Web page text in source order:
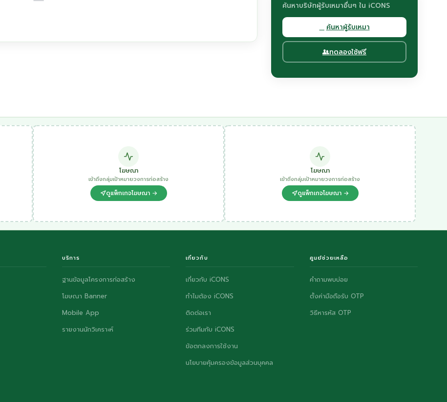
ค้นหาบริษัทผู้รับเหมาอื่นๆ ใน iCONS
ค้นหาผู้รับเหมา
ทดลองใช้ฟรี
โฆษณา
เข้าถึงกลุ่มเป้าหมายวงการก่อสร้าง
ดูแพ็กเกจโฆษณา →
โฆษณา
เข้าถึงกลุ่มเป้าหมายวงการก่อสร้าง
ดูแพ็กเกจโฆษณา →
บริการ
ฐานข้อมูลโครงการก่อสร้าง
โฆษณา Banner
Mobile App
รายงานนักวิเคราะห์
เกี่ยวกับ
เกี่ยวกับ iCONS
ทำไมต้อง iCONS
ติดต่อเรา
ร่วมทีมกับ iCONS
ข้อตกลงการใช้งาน
นโยบายคุ้มครองข้อมูลส่วนบุคคล
ศูนย์ช่วยเหลือ
คำถามพบบ่อย
ตั้งค่ามือถือรับ OTP
วิธีหารหัส OTP